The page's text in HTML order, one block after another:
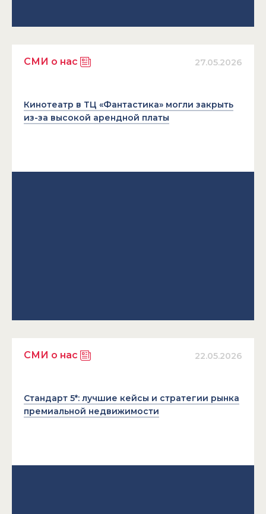
СМИ о нас 27.05.2026
Кинотеатр в ТЦ «Фантастика» могли закрыть
из-за высокой арендной платы
СМИ о нас 22.05.2026
Стандарт 5*: лучшие кейсы и стратегии рынка
премиальной недвижимости